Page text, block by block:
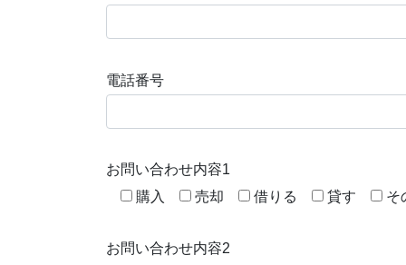
電話番号
お問い合わせ内容1
購入
売却 借りる 貸す そ
お問い合わせ内容2